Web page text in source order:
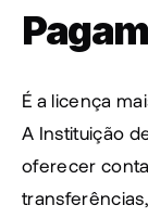
É a licença
A Instituição
oferecer